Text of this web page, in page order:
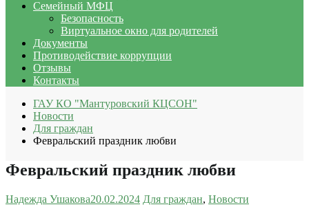
Семейный МФЦ
Безопасность
Виртуальное окно для родителей
Документы
Противодействие коррупции
Отзывы
Контакты
ГАУ КО "Мантуровский КЦСОН"
Новости
Для граждан
Февральский праздник любви
Февральский праздник любви
Надежда Ушакова20.02.2024 Для граждан, Новости